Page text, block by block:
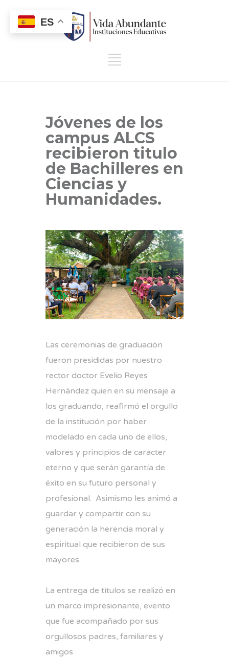
Jóvenes de los
campus ALCS
recibieron titulo
de Bachilleres en
Ciencias y
Humanidades.
Las ceremonias de graduación
fueron presididas por nuestro
rector doctor Evelio Reyes
Hernández quien en su mensaje a
los graduando, reafirmó el orgullo
de la institución por haber
modelado en cada uno de ellos,
valores y principios de carácter
eterno y que serán garantía de
éxito en su futuro personal y
profesional. Asimismo les animó a
guardar y compartir con su
generación la herencia moral y
espiritual que recibieron de sus
mayores.
La entrega de títulos se realizó en
un marco impresionante, evento
que fue acompañado por sus
orgullosos padres, familiares y
amigos
ES